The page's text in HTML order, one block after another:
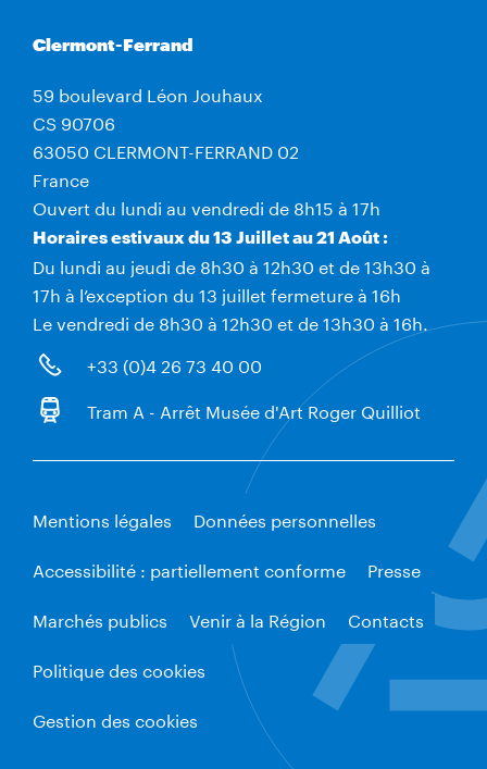
Clermont-Ferrand
59 boulevard Léon Jouhaux
CS 90706
63050 CLERMONT-FERRAND 02
France
Ouvert du lundi au vendredi de 8h15 à 17h
Horaires estivaux du 13 Juillet au 21 Août :
Du lundi au jeudi de 8h30 à 12h30 et de 13h30 à
17h à l’exception du 13 juillet fermeture à 16h
Le vendredi de 8h30 à 12h30 et de 13h30 à 16h.
+33 (0)4 26 73 40 00
Tram A - Arrêt Musée d'Art Roger Quilliot
Mentions légales
Données personnelles
Accessibilité : partiellement conforme
Presse
Marchés publics
Venir à la Région
Contacts
Politique des cookies
Gestion des cookies